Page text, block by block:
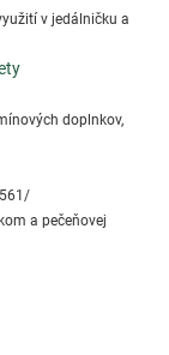
v jedálničku a
doplnkov,
a pečeňovej